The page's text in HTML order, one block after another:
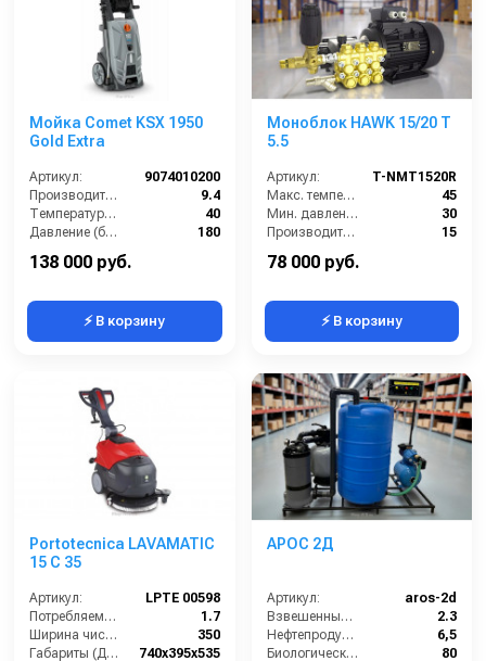
Мойка Comet KSX 1950
Gold Extra
Артикул:
9074010200
Производительность (л/мин):
9.4
Температура (°C):
40
Давление (бар):
180
138 000 руб.
⚡ В корзину
Моноблок HAWK 15/20 T
5.5
Артикул:
T-NMT1520R
Макс. температура воды (°C):
45
Мин. давление (бар):
30
Производительность (л/мин):
15
Производительность (л/ч):
78 000 руб.
⚡ В корзину
Portotecnica LAVAMATIC
15 C 35
Артикул:
LPTE 00598
Потребляемая мощность (кВт):
1.7
Ширина чистки щёток (мм):
350
Габариты (ДхШхВ):
740х395х535
АРОС 2Д
Артикул:
aros-2d
Взвешенные вещества (мл/л):
2.3
Нефтепродукты (мл/л):
6,5
Биологическое потребление кислорода (мл/л):
80